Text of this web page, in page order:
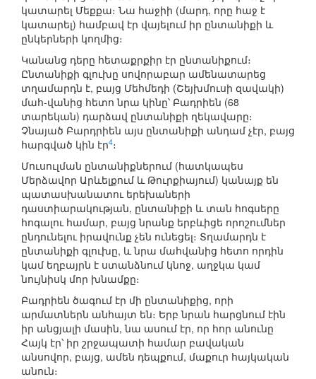
կատարել Մեքքա։ Նա հաջիի (մարդ, որը հաջ է
կատարել) համբավ էր վայելում իր ընտանիքի և
ընկերների կողմից։
Կանանց դերը հետաքրքիր էր ընտանիքում։
Ընտանիքի գլուխը սովորաբար ամենատարեց
տղամարդն է, բայց Մեհմեդի (Շեյխմուսի զավակի)
մահ-վանից հետո նրա կինը՝ Բադրիեն (68
տարեկան) դարձավ ընտանիքի ղեկավարը։
Չնայած Բարդրիեն այս ընտանիքի անդամ չէր, բայց
հարգված կին էր4։
Մուսուլման ընտանիքներում (հատկապես
Մերձավոր Արևելքում և Թուրքիայում) կանայք են
պատասխանատու երեխաների
դաստիարակության, ընտանիքի և տան հոգսերը
հոգալու համար, բայց նրանք երբևիցե որոշումներ
ընդունելու իրավունք չեն ունեցել։ Տղամարդն է
ընտանիքի գլուխը, և նրա մահվանից հետո որդին
կամ եղբայրն է ստանձնում կնոջ, աղջկա կամ
նույնիսկ մոր խնամքը։
Բադրիեն ծագում էր մի ընտանիքից, որի
արմատներն անհայտ են։ Երբ նրան հարցնում էին
իր անցյալի մասին, նա ասում էր, որ հոր անունը
Հայկ էր՝ իր շրջապատի համար բավական
անսովոր, բայց, ամեն դեպքում, մաքուր հայկական
անուն։